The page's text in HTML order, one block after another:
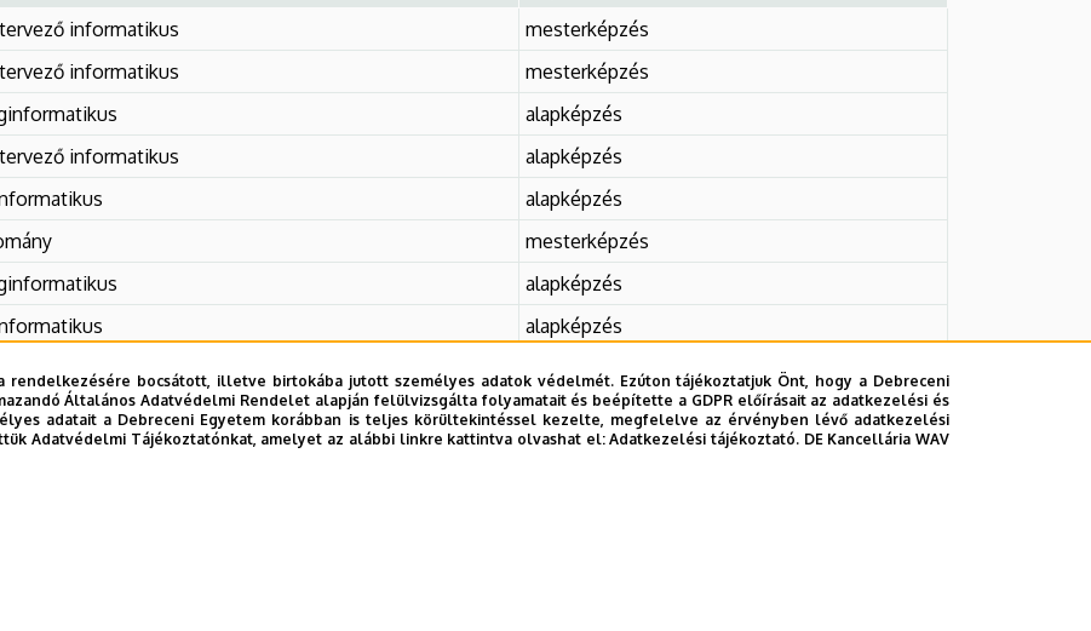
informatikus
mesterképzés
informatikus
mesterképzés
alapképzés
informatikus
alapképzés
alapképzés
mesterképzés
alapképzés
alapképzés
tanári [informatikatanár; matematikatanár]
osztatlan mesterképzés
alapképzés
mesterképzés
rendelkezésére bocsátott, illetve birtokába jutott személyes adatok védelmét. Ezúton tájékoztatjuk Önt, hogy a Debreceni
Általános Adatvédelmi Rendelet alapján felülvizsgálta folyamatait és beépítette a GDPR előírásait az adatkezelési és
adatait a Debreceni Egyetem korábban is teljes körültekintéssel kezelte, megfelelve az érvényben lévő adatkezelési
Adatvédelmi Tájékoztatónkat, amelyet az alábbi linkre kattintva olvashat el:Adatkezelési tájékoztató. DE Kancellária WAV